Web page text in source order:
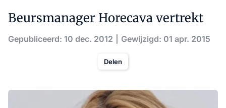
Beursmanager Horecava vertrekt
Gepubliceerd: 10 dec. 2012 Gewijzigd: 01 apr. 2015
Delen